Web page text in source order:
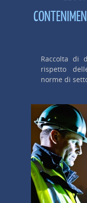
Raccolta di
rispetto
norme di